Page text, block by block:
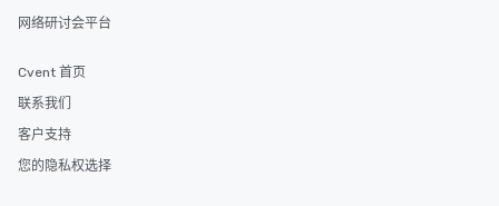
fascinating stories. Several other
along the way exclusively to our tours,
ensuring there is never a dull moment.
Different Types of Cuisine Our
several renowned restaurants in one
网络研讨会平台
Cvent 首页
联系我们
客户支持
您的隐私权选择